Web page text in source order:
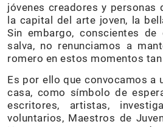
jóvenes creadores y personas
la capital del arte joven, la
Sin embargo, conscientes
salva, no renunciamos a
romero en estos momentos
Es por ello que convocamos a
casa, como símbolo de
escritores, artistas,
voluntarios, Maestros de